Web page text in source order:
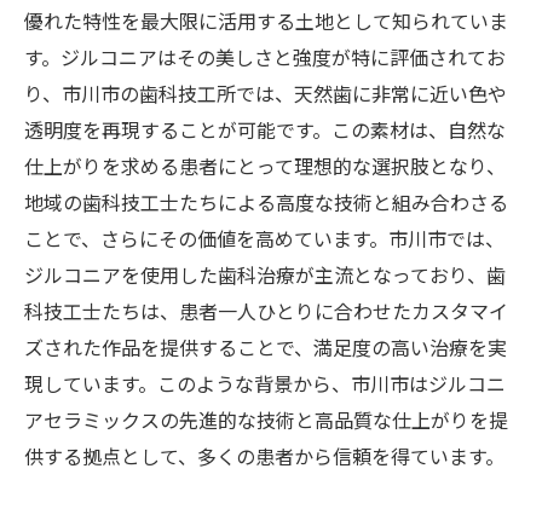
優れた特性を最大限に活用する土地として知られていま
す。ジルコニアはその美しさと強度が特に評価されてお
り、市川市の歯科技工所では、天然歯に非常に近い色や
透明度を再現することが可能です。この素材は、自然な
仕上がりを求める患者にとって理想的な選択肢となり、
地域の歯科技工士たちによる高度な技術と組み合わさる
ことで、さらにその価値を高めています。市川市では、
ジルコニアを使用した歯科治療が主流となっており、歯
科技工士たちは、患者一人ひとりに合わせたカスタマイ
ズされた作品を提供することで、満足度の高い治療を実
現しています。このような背景から、市川市はジルコニ
アセラミックスの先進的な技術と高品質な仕上がりを提
供する拠点として、多くの患者から信頼を得ています。